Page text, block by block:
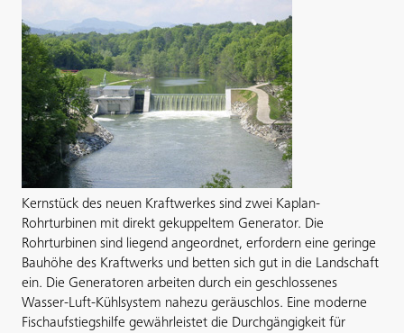
Kernstück des neuen Kraftwerkes sind zwei Kaplan-
Rohrturbinen mit direkt gekuppeltem Generator. Die
Rohrturbinen sind liegend angeordnet, erfordern eine geringe
Bauhöhe des Kraftwerks und betten sich gut in die Landschaft
ein. Die Generatoren arbeiten durch ein geschlossenes
Wasser-Luft-Kühlsystem nahezu geräuschlos. Eine moderne
Fischaufstiegshilfe gewährleistet die Durchgängigkeit für